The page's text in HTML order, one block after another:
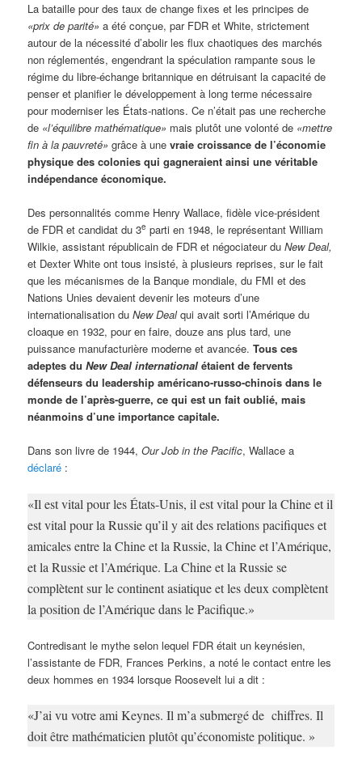
La bataille pour des taux de change fixes et les principes de
«prix de parité» a été conçue, par FDR et White, strictement
autour de la nécessité d’abolir les flux chaotiques des marchés
non réglementés, engendrant la spéculation rampante sous le
régime du libre-échange britannique en détruisant la capacité de
penser et planifier le développement à long terme nécessaire
pour moderniser les États-nations. Ce n’était pas une recherche
de «l’équilibre mathématique» mais plutôt une volonté de «mettre
fin à la pauvreté» grâce à unevraie croissance de l’économie
physique des colonies qui gagneraient ainsi une véritable
indépendance économique.
Des personnalités comme Henry Wallace, fidèle vice-président
de FDR et candidat du 3e parti en 1948, le représentant William
Wilkie, assistant républicain de FDR et négociateur duNew Deal,
et Dexter White ont tous insisté, à plusieurs reprises, sur le fait
que les mécanismes de la Banque mondiale, du FMI et des
Nations Unies devaient devenir les moteurs d’une
internationalisation duNew Dealqui avait sorti l’Amérique du
cloaque en 1932, pour en faire, douze ans plus tard, une
puissance manufacturière moderne et avancée.Tous ces
adeptes duNew Deal international étaient de fervents
défenseurs du leadership américano-russo-chinois dans le
monde de l’après-guerre, ce qui est un fait oublié, mais
néanmoins d’une importance capitale.
Dans son livre de 1944,Our Job in the Pacific, Wallace a
déclaré :
«Il est vital pour les États-Unis, il est vital pour la Chine et il
est vital pour la Russie qu’il y ait des relations pacifiques et
amicales entre la Chine et la Russie, la Chine et l’Amérique,
et la Russie et l’Amérique. La Chine et la Russie se
complètent sur le continent asiatique et les deux complètent
la position de l’Amérique dans le Pacifique.»
Contredisant le mythe selon lequel FDR était un keynésien,
l’assistante de FDR, Frances Perkins, a noté le contact entre les
deux hommes en 1934 lorsque Roosevelt lui a dit :
«J’ai vu votre ami Keynes. Il m’a submergé de chiffres. Il
doit être mathématicien plutôt qu’économiste politique. »